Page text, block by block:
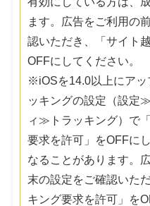
ます。広告をご利用の
認いただき、「サイト
OFFにしてください。
※iOSを14.0以上にアッ
ッキングの設定（設定
ィ≫トラッキング）で
要求を許可」をOFFに
なることがあります。
末の設定をご確認いた
キング要求を許可」を